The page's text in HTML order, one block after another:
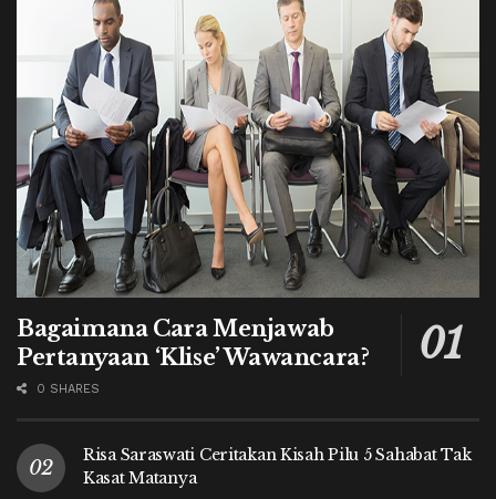
Bagaimana Cara Menjawab
Pertanyaan ‘Klise’ Wawancara?
0 SHARES
Risa Saraswati Ceritakan Kisah Pilu 5 Sahabat Tak
Kasat Matanya